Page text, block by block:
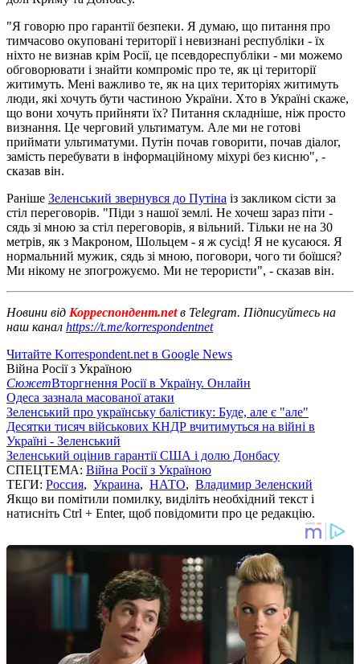
"Я говорю про гарантії безпеки. Я думаю, що питання про
тимчасово окуповані території і невизнані республіки - їх
ніхто не визнав крім Росії, це псевдореспубліки - ми можемо
обговорювати і знайти компроміс про те, як ці території
житимуть. Мені важливо те, як на цих територіях житимуть
люди, які хочуть бути частиною України. Хто в Україні скаже,
що вони хочуть прийняти їх? Питання складніше, ніж просто
визнання. Це черговий ультиматум. Але ми не готові
приймати ультиматуми. Путін почав говорити, почав діалог,
замість перебувати в інформаційному міхурі без кисню", -
сказав він.
Раніше Зеленський звернувся до Путіна із закликом сісти за
стіл переговорів. "Піди з нашої землі. Не хочеш зараз піти -
сядь зі мною за стіл переговорів, я вільний. Тільки не на 30
метрів, як з Макроном, Шольцем - я ж сусід! Я не кусаюся. Я
нормальний мужик, сядь зі мною, поговори, чого ти боїшся?
Ми нікому не зпогрожуємо. Ми не терористи", - сказав він.
Новини від Корреспондент.netв Telegram. Підписуйтесь на
наш канал https://t.me/korrespondentnet
Читайте Korrespondent.net в Google News
Війна Росії з Україною
СюжетВторгнення Росії в Україну. Онлайн
Одеса зазнала масованої атаки
Зеленський про українську балістику: Буде, але є "але"
Десятки тисяч військових КНДР вчитимуться на війні в
Україні - Зеленський
Зеленський оцінив гарантії США і долю Донбасу
СПЕЦТЕМА: Війна Росії з Україною
ТЕГИ: Россия, Украина, НАТО, Владимир Зеленский
Якщо ви помітили помилку, виділіть необхідний текст і
натисніть Ctrl + Enter, щоб повідомити про це редакцію.